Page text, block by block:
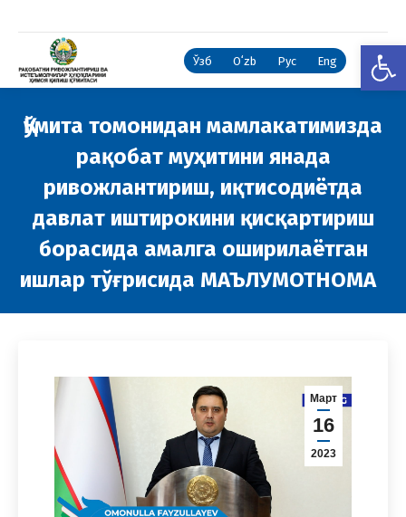
Ўзб Oʻzb Рус Eng
Қўмита томонидан мамлакатимизда
рақобат муҳитини янада
ривожлантириш, иқтисодиётда
давлат иштирокини қисқартириш
борасида амалга оширилаётган
ишлар тўғрисида МАЪЛУМОТНОМА
Март
16
2023